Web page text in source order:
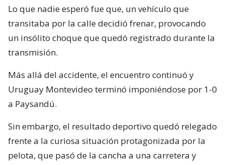
Lo que nadie esperó fue que, un vehículo que
transitaba por la calle decidió frenar, provocando
un insólito choque que quedó registrado durante la
transmisión.
Más allá del accidente, el encuentro continuó y
Uruguay Montevideo terminó imponiéndose por 1-0
a Paysandú.
Sin embargo, el resultado deportivo quedó relegado
frente a la curiosa situación protagonizada por la
pelota, que pasó de la cancha a una carretera y